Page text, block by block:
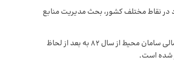
در نقاط مختلف کشور، بحث مدیریت منابع
به گفته‌ی زند، استفاده از نرم‌افزار به عنوان یک ابزار، به مدیریت کمک می‌کند که بتواند با منابع محدود، بهره‌وری را افزایش دهد. به عنوان مثال، تیم مالی سامان محیط از سال 82 به بعد از لحاظ